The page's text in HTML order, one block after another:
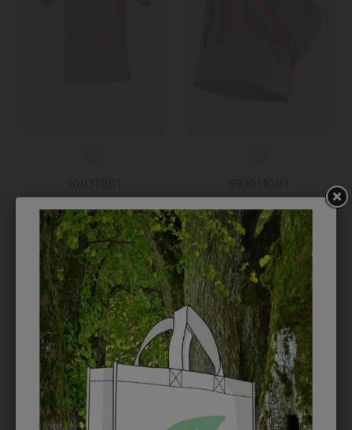
T-SHIRT
€ 6,90
KOCHHAUBE WEISS
€ 15,90